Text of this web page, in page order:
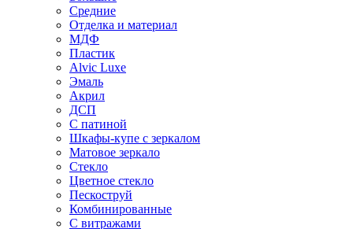
Средние
Отделка и материал
МДФ
Пластик
Alvic Luxe
Эмаль
Акрил
ДСП
С патиной
Шкафы-купе с зеркалом
Матовое зеркало
Стекло
Цветное стекло
Пескоструй
Комбинированные
С витражами